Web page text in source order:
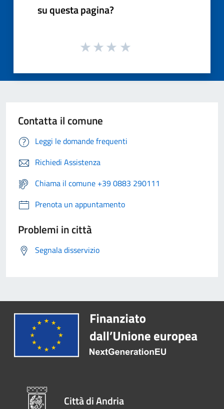
su questa pagina?
Contatta il comune
Leggi le domande frequenti
Richiedi Assistenza
Chiama il comune +39 0883 290111
Prenota un appuntamento
Problemi in città
Segnala disservizio
Città di Andria